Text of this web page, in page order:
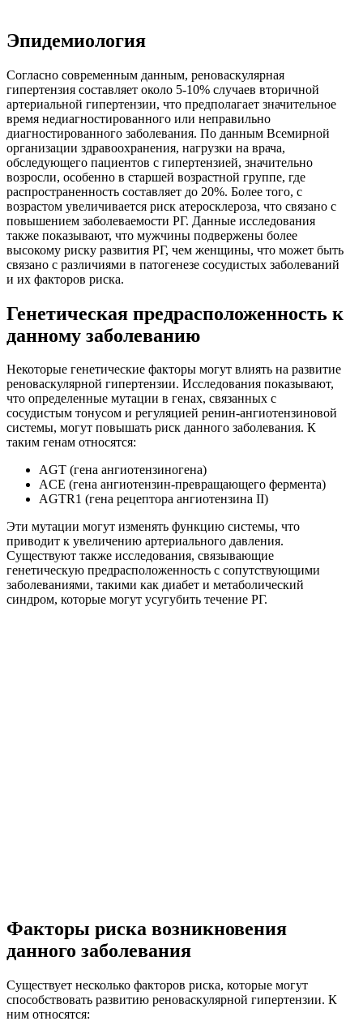
Эпидемиология
Согласно современным данным, реноваскулярная
гипертензия составляет около 5-10% случаев вторичной
артериальной гипертензии, что предполагает значительное
время недиагностированного или неправильно
диагностированного заболевания. По данным Всемирной
организации здравоохранения, нагрузки на врача,
обследующего пациентов с гипертензией, значительно
возросли, особенно в старшей возрастной группе, где
распространенность составляет до 20%. Более того, с
возрастом увеличивается риск атеросклероза, что связано с
повышением заболеваемости РГ. Данные исследования
также показывают, что мужчины подвержены более
высокому риску развития РГ, чем женщины, что может быть
связано с различиями в патогенезе сосудистых заболеваний
и их факторов риска.
Генетическая предрасположенность к
данному заболеванию
Некоторые генетические факторы могут влиять на развитие
реноваскулярной гипертензии. Исследования показывают,
что определенные мутации в генах, связанных с
сосудистым тонусом и регуляцией ренин-ангиотензиновой
системы, могут повышать риск данного заболевания. К
таким генам относятся:
AGT (гена ангиотензиногена)
ACE (гена ангиотензин-превращающего фермента)
AGTR1 (гена рецептора ангиотензина II)
Эти мутации могут изменять функцию системы, что
приводит к увеличению артериального давления.
Существуют также исследования, связывающие
генетическую предрасположенность с сопутствующими
заболеваниями, такими как диабет и метаболический
синдром, которые могут усугубить течение РГ.
Факторы риска возникновения
данного заболевания
Существует несколько факторов риска, которые могут
способствовать развитию реноваскулярной гипертензии. К
ним относятся: